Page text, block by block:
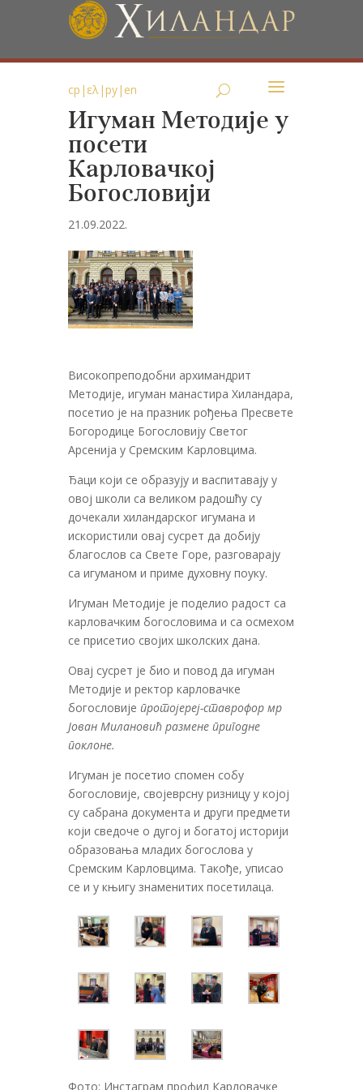
ср | ελ|ру| en
Игуман Методије у
посети
Карловачкој
Богословији
21.09.2022.
Високопреподобни архимандрит
Методије, игуман манастира Хиландара,
посетио је на празник рођења Пресвете
Богородице Богословију Светог
Арсенија у Сремским Карловцима.
Ђаци који се образују и васпитавају у
овој школи са великом радошћу су
дочекали хиландарског игумана и
искористили овај сусрет да добију
благослов са Свете Горе, разговарају
са игуманом и приме духовну поуку.
Игуман Методије је поделио радост са
карловачким богословима и са осмехом
се присетио својих школских дана.
Овај сусрет је био и повод да игуман
Методије и ректор карловачке
богословије протојереј-ставрофор мр
Јован Милановић размене пригодне
поклоне.
Игуман је посетио спомен собу
богословије, својеврсну ризницу у којој
су сабрана документа и други предмети
који сведоче о дугој и богатој историји
образовања младих богослова у
Сремским Карловцима. Такође, уписао
се и у књигу знаменитих посетилаца.
Фото: Инстаграм профил Карловачке